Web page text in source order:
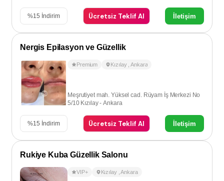
%15 İndirim Ücretsiz Teklif Al İletişim
Nergis Epilasyon ve Güzellik
Premium Kızılay ,Ankara
Meşrutiyet mah. Yüksel cad. Rüyam İş Merkezi No
5/10 Kızılay - Ankara
%15 İndirim Ücretsiz Teklif Al İletişim
Rukiye Kuba Güzellik Salonu
VIP+ Kızılay ,Ankara